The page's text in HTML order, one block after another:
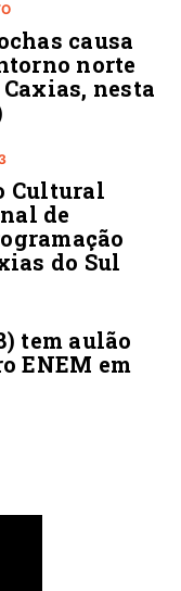
causa
norte
Caxias, nesta
Cultural
de
do Sul
tem aulão
ENEM em